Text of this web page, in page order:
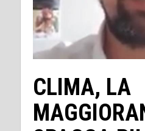
CLIMA, LA